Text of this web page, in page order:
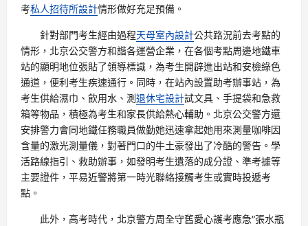
考私人招待所設計情形做好充足預備。
針對部門考生經由過程天母室內設計公共路況前去考點的
情形，北京公交警方和諧各運營企業，在各個考點周邊地鐵車
站的顯明地位張貼了領導標識，為考生開辟進出站和安檢綠色
通道，便利考生疾速通行。同時，在站內設置助考辦事站，為
考生供給濕巾、飲用水、測退休宅設計試文具、手提袋和急救
箱等物品，積極為考生和家長供給熱心輔助。北京公交警方還
安排警力會同地鐵任務職員做勤她迅速拿起她用來測量咖啡因
含量的激光測量儀，對著門口的牛土豪發出了冷酷的警告。學
活路線指引、救助辦事，如發明考生遺落的成分證、準考據等
主要證件，平易近警將第一時光聯絡接觸考生或實時投遞考
點。
此外，高考時代，北京警方周全守舊愛心護考應急“張水瓶